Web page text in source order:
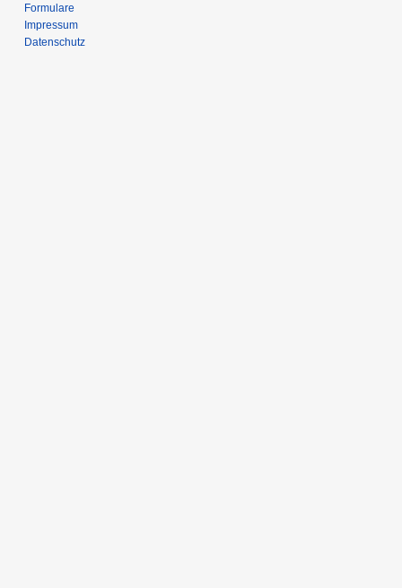
Formulare
Impressum
Datenschutz